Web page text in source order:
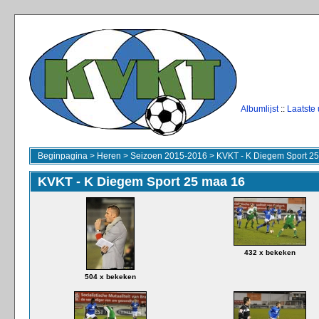
Albumlijst:: Laatste
Beginpagina > Heren > Seizoen 2015-2016 > KVKT - K Diegem Sport
KVKT - K Diegem Sport 25 maa 16
504 x bekeken
432 x bekeken